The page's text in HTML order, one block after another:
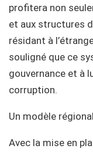
profitera non
et aux structures
résidant à
souligné que ce
gouvernance et à
corruption.
Un modèle régional
Avec la mise en